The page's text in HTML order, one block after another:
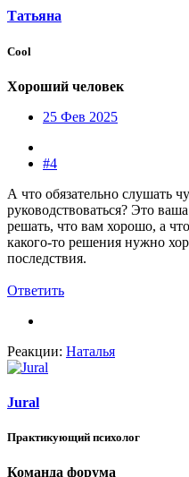
Tатьяна
Cool
Хороший человек
25 Фев 2025
#4
А что обязательно слушать
руководствоваться? Это
решать, что вам хорошо, а
какого-то решения нужно
последствия.
Ответить
Реакции: Наталья
Jural
Практикующий психолог
Команда форума